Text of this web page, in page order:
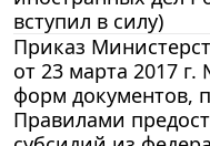
вступил в силу)
Приказ
от 23 марта 2017
форм документов,
Правилами